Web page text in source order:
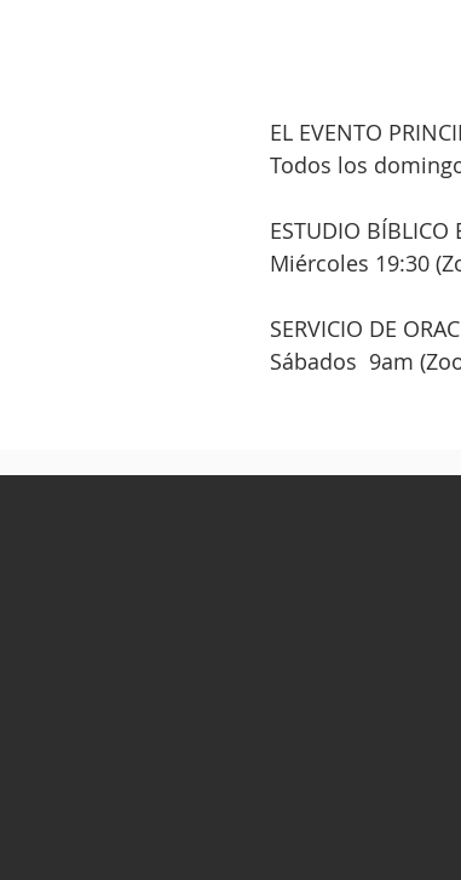
EL EVENTO
Todos los
ESTUDIO BÍBLICO
Miércoles 19:30
SERVICIO DE
Sábados 9am